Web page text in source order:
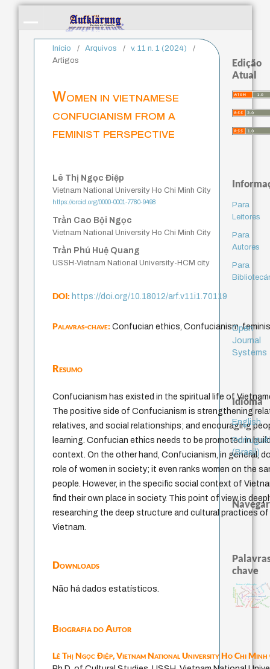
Início / Arquivos / v. 11 n. 1 (2024)
/
Artigos
Women in vietnamese
confucianism from a
feminist perspective
Lê Thị Ngọc Điệp
Vietnam National University Ho Chi Minh City
https://orcid.org/0000-0001-7780-9498
Trần Cao Bội Ngọc
Vietnam National University Ho Chi Minh City
Trần Phú Huệ Quang
USSH-Vietnam National University-HCM city
DOI:https://doi.org/10.18012/arf.v11i1.70119
Palavras-chave:Confucian ethics, Confucianism,
Resumo
Confucianism has existed in the spiritual life of
The positive side of Confucianism is strengthening
relatives, and social relationships; and encouraging
learning. Confucian ethics needs to be promoted in
context. On the other hand, Confucianism, in general,
role of women in society; it even ranks women on the
people. However, in the specific social context of
find their own place in society. This point of view is
researching the deep structure and cultural practices
Vietnam.
Downloads
Não há dados estatísticos.
Biografia do Autor
Lê Thị Ngọc Điệp,Vietnam National University Ho Chi Minh
Edição
Atual
Para
Leitores
Para
Autores
Para
Open
Journal
Systems
Idioma
English
(Brasil)
Navegar
chave
fundamentalismo jacobi
protágoras
experiência temporal
metafísica do tempo
género
idade
intolerância
history of philosophy
homem-medida
j.c.m. neto
palavra
perdón leyes
violencia
guayaquil
logos
direito romano lei
desejo
sacrifício
mind
philosophy
animais
realidad